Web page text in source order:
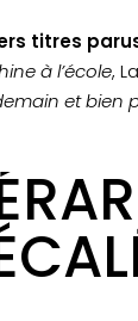
titres
à l’école,
et bien